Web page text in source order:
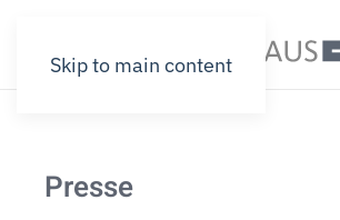
Skip to main content
Presse